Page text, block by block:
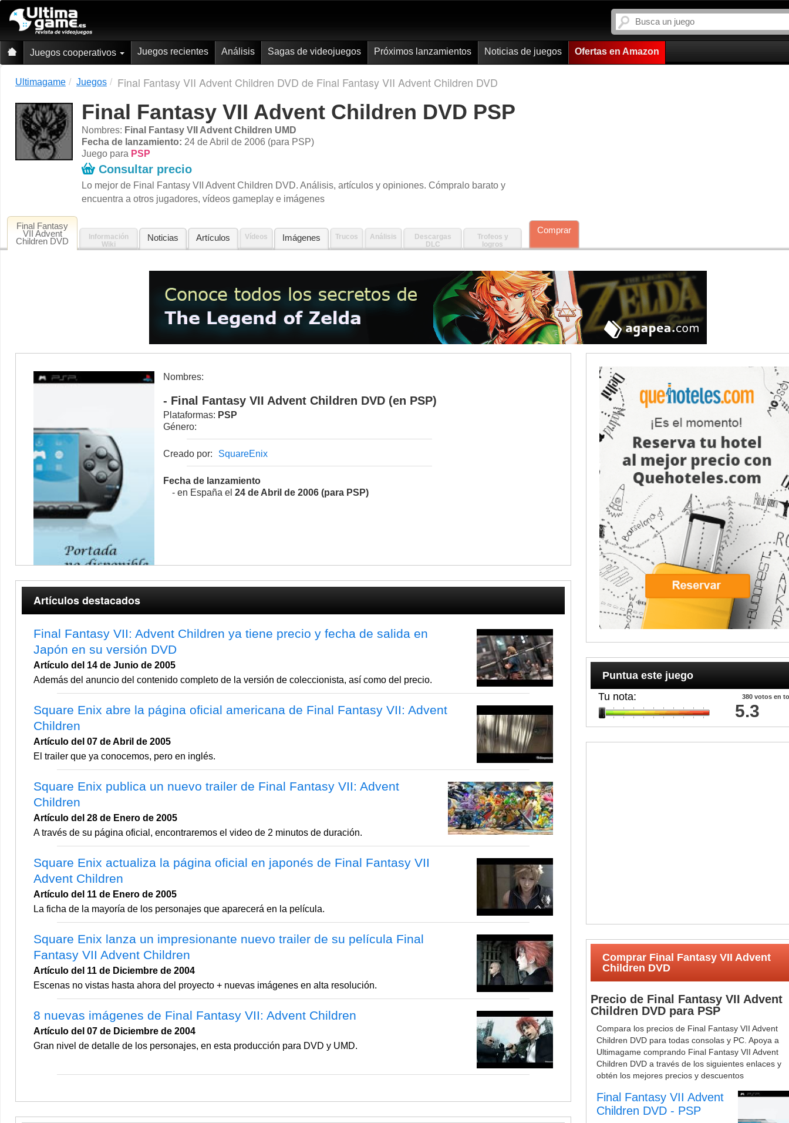
Juegos cooperativos Juegos recientes Análisis Sagas de videojuegos Próximos lanzamientos Noticias de juegos Ofertas en Amazon
Ultimagame Juegos Final Fantasy VII Advent Children DVD de Final Fantasy VII Advent Children DVD
Final Fantasy VII Advent Children DVD PSP
Nombres: Final Fantasy VII Advent Children UMD
Fecha de lanzamiento: 24 de Abril de 2006 (para PSP)
Juego para PSP
Consultar precio
Lo mejor de Final Fantasy VII Advent Children DVD. Análisis, artículos y opiniones. Cómpralo barato y
encuentra a otros jugadores, vídeos gameplay e imágenes
Final Fantasy
VII Advent
Children DVD
Información
Wiki
Noticias Artículos Vídeos Imágenes Trucos Análisis
Descargas
DLC
Trofeos y
logros
Comprar
Nombres:
- Final Fantasy VII Advent Children DVD (en PSP)
Plataformas: PSP
Género:
Creado por: SquareEnix
Fecha de lanzamiento
- en España el24 de Abril de 2006 (para PSP)
Artículos destacados
Final Fantasy VII: Advent Children ya tiene precio y fecha de salida en
Japón en su versión DVD
Artículo del 14 de Junio de 2005
Además del anuncio del contenido completo de la versión de coleccionista, así como del precio.
Square Enix abre la página oficial americana de Final Fantasy VII: Advent
Children
Artículo del 07 de Abril de 2005
El trailer que ya conocemos, pero en inglés.
Square Enix publica un nuevo trailer de Final Fantasy VII: Advent
Children
Artículo del 28 de Enero de 2005
A través de su página oficial, encontraremos el video de 2 minutos de duración.
Square Enix actualiza la página oficial en japonés de Final Fantasy VII
Advent Children
Artículo del 11 de Enero de 2005
La ficha de la mayoría de los personajes que aparecerá en la película.
Square Enix lanza un impresionante nuevo trailer de su película Final
Fantasy VII Advent Children
Artículo del 11 de Diciembre de 2004
Escenas no vistas hasta ahora del proyecto + nuevas imágenes en alta resolución.
8 nuevas imágenes de Final Fantasy VII: Advent Children
Artículo del 07 de Diciembre de 2004
Gran nivel de detalle de los personajes, en esta producción para DVD y UMD.
Puntua este juego
380votos en
Tu nota:
5.3
Comprar Final Fantasy VII Advent
Children DVD
Precio de Final Fantasy VII Advent
Children DVD para PSP
Compara los precios de Final Fantasy VII Advent
Children DVD para todas consolas y PC. Apoya a
Ultimagame comprando Final Fantasy VII Advent
Children DVD a través de los siguientes enlaces y
obtén los mejores precios y descuentos
Final Fantasy VII Advent
Children DVD - PSP